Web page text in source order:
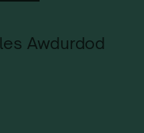
Awdurdod